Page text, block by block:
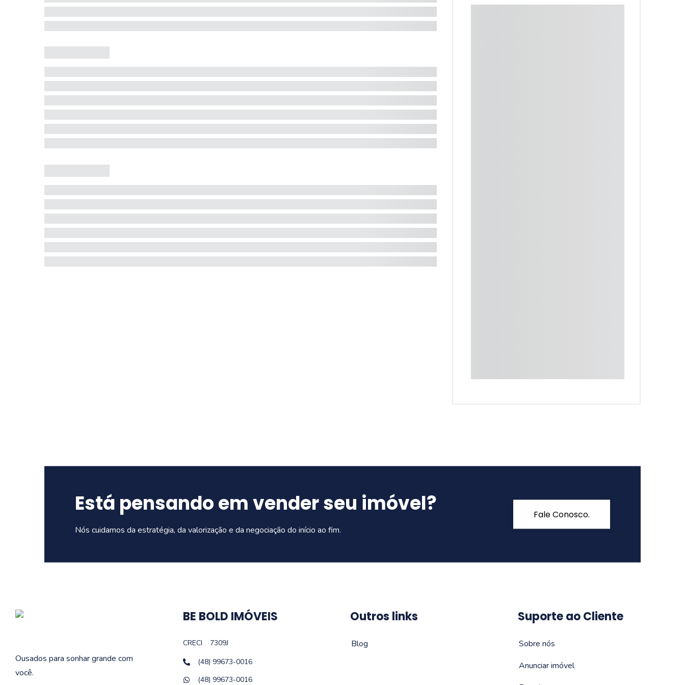
Está pensando em vender seu imóvel?
Nós cuidamos da estratégia, da valorização e da negociação do início ao fim.
Fale Conosco.
Ousados para sonhar grande com
você.
BE BOLD IMÓVEIS
CRECI
7309J
(48) 99673-0016
(48) 99673-0016
Outros links
Blog
Suporte ao Cliente
Sobre nós
Anunciar imóvel